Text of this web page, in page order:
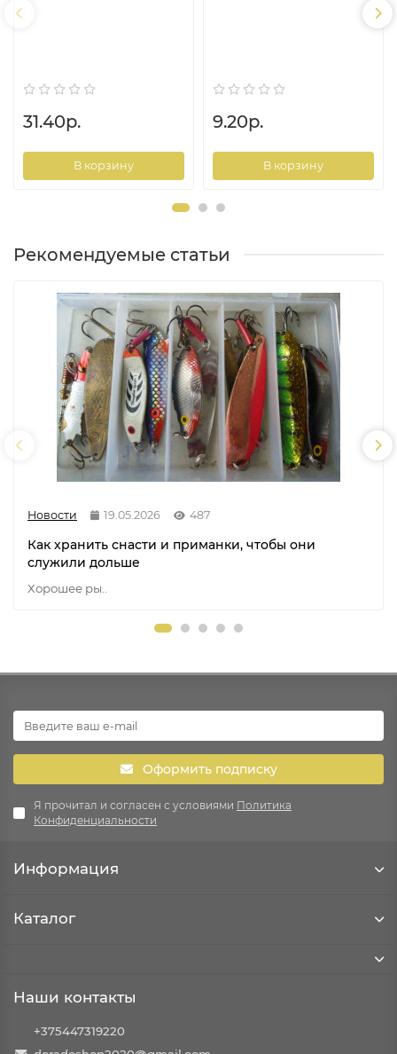
31.40р.
В корзину
9.20р.
В корзину
Рекомендуемые статьи
Новости 19.05.2026 487
Как хранить снасти и приманки, чтобы они
служили дольше
Хорошее ры..
Оформить подписку
Я прочитал и согласен с условиями Политика
Конфиденциальности
Информация
Каталог
Наши контакты
+375447319220